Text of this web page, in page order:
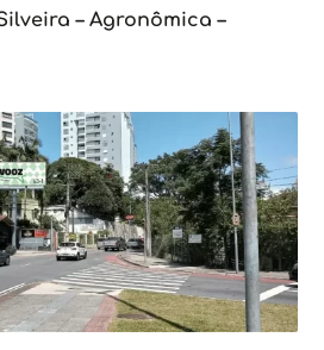
– Agronômica –